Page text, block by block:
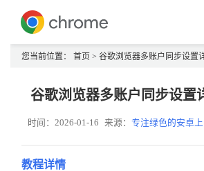
您当前位置： 首页 > 谷歌浏览器多账户同步设置
谷歌浏览器多账户同步设置
时间：2026-01-16 来源：专注绿色的安卓
教程详情